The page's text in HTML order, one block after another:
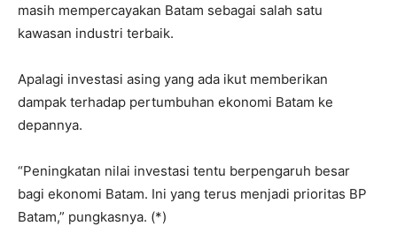
masih mempercayakan Batam sebagai salah satu
kawasan industri terbaik.
Apalagi investasi asing yang ada ikut memberikan
dampak terhadap pertumbuhan ekonomi Batam ke
depannya.
“Peningkatan nilai investasi tentu berpengaruh besar
bagi ekonomi Batam. Ini yang terus menjadi prioritas BP
Batam,” pungkasnya. (*)